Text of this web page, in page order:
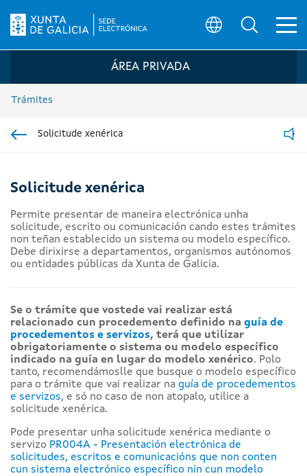
Logo da Sede electrónica da Xunta de
ÁREA PRIVADA
Trámites
Solicitude xenérica
Solicitude xenérica
Permite presentar de maneira electrónica unha
solicitude, escrito ou comunicación cando estes trámites
non teñan establecido un sistema ou modelo específico.
Debe dirixirse a departamentos, organismos autónomos
ou entidades públicas da Xunta de Galicia.
Se o trámite que vostede vai realizar está
relacionado cun procedemento definido na guía de
procedementos e servizos, terá que utilizar
obrigatoriamente o sistema ou modelo específico
indicado na guía en lugar do modelo xenérico. Polo
tanto, recomendámoslle que busque o modelo específico
para o trámite que vai realizar na guía de procedementos
e servizos, e só no caso de non atopalo, utilice a
solicitude xenérica.
Pode presentar unha solicitude xenérica mediante o
servizo PR004A - Presentación electrónica de
solicitudes, escritos e comunicacións que non conten
cun sistema electrónico específico nin cun modelo